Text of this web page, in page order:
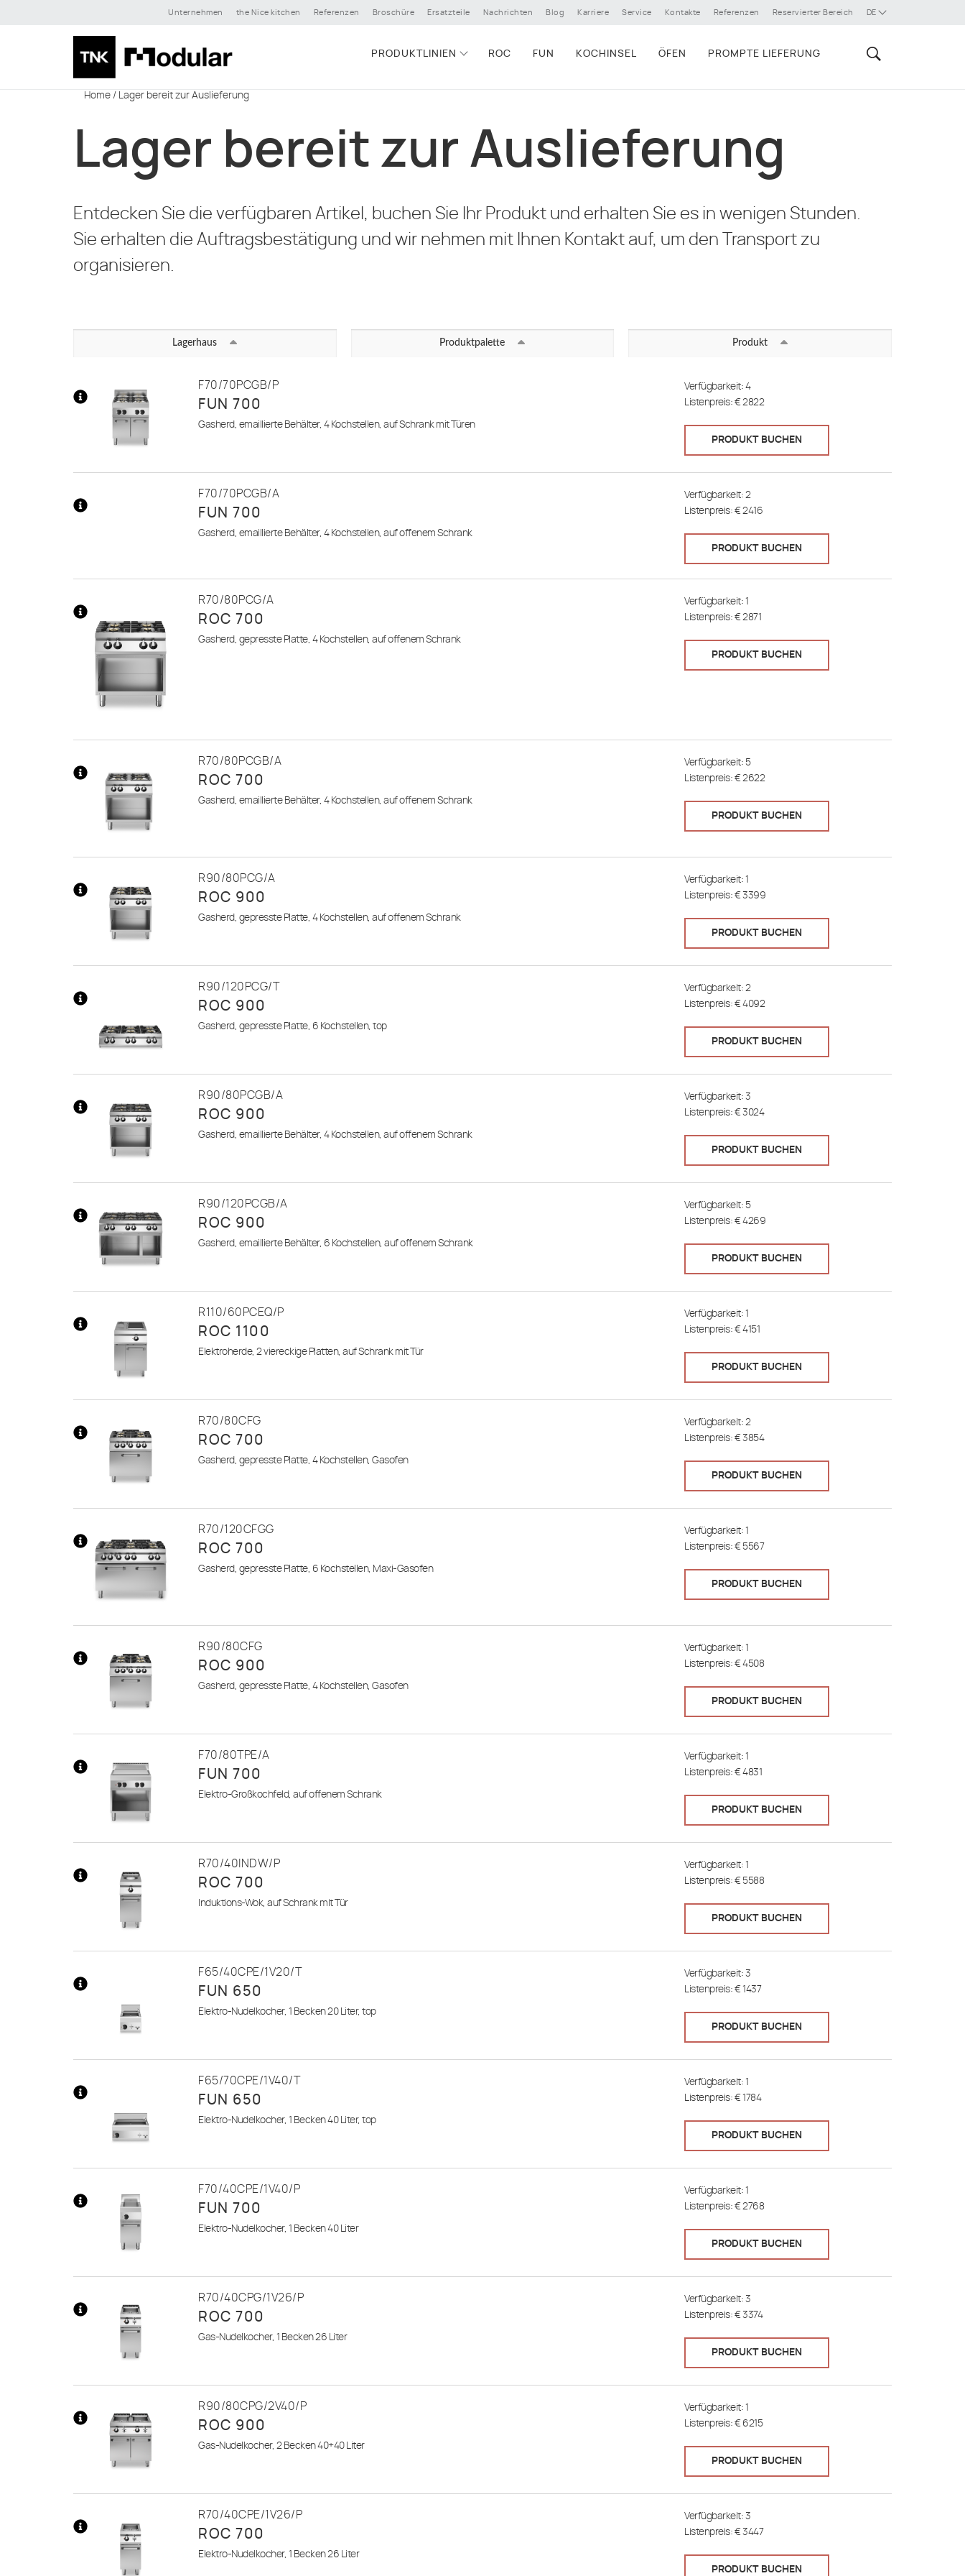
Unternehmen the Nice kitchen Referenzen Broschüre Ersatzteile Nachrichten Blog Karriere Service Kontakte Referenzen Reservierter Bereich DE
PRODUKTLINIEN ROC FUN KOCHINSEL ÖFEN PROMPTE LIEFERUNG
Home / Lager bereit zur Auslieferung
Lager bereit zur Auslieferung
Entdecken Sie die verfügbaren Artikel, buchen Sie Ihr Produkt und erhalten Sie es in wenigen Stunden.
Sie erhalten die Auftragsbestätigung und wir nehmen mit Ihnen Kontakt auf, um den Transport zu
organisieren.
Lagerhaus
2. Wahl
Produktpalette
ROC 900
Produkt
Cuocipasta gas
Elektro-Großkochfeld
Friggitrici gas
Griddle-Platte
Piani e cucine a gas bacinelle
Piani induzione wok
F70/70PCGB/P
FUN 700
Gasherd, emaillierte Behälter, 4 Kochstellen, auf Schrank mit Türen
Verfügbarkeit: 4
Listenpreis: € 2822
PRODUKT BUCHEN
F70/70PCGB/A
FUN 700
Gasherd, emaillierte Behälter, 4 Kochstellen, auf offenem Schrank
Verfügbarkeit: 2
Listenpreis: € 2416
PRODUKT BUCHEN
Mehr
Informationen
R70/80PCG/A
ROC 700
Gasherd, gepresste Platte, 4 Kochstellen, auf offenem Schrank
Verfügbarkeit: 1
Listenpreis: € 2871
PRODUKT BUCHEN
Informationen
R70/80PCGB/A
ROC 700
Gasherd, emaillierte Behälter, 4 Kochstellen, auf offenem Schrank
Verfügbarkeit: 5
Listenpreis: € 2622
PRODUKT BUCHEN
Informationen
R90/80PCG/A
ROC 900
Gasherd, gepresste Platte, 4 Kochstellen, auf offenem Schrank
Verfügbarkeit: 1
Listenpreis: € 3399
PRODUKT BUCHEN
Informationen
R90/120PCG/T
ROC 900
Gasherd, gepresste Platte, 6 Kochstellen, top
Verfügbarkeit: 2
Listenpreis: € 4092
PRODUKT BUCHEN
Informationen
R90/80PCGB/A
ROC 900
Gasherd, emaillierte Behälter, 4 Kochstellen, auf offenem Schrank
Verfügbarkeit: 3
Listenpreis: € 3024
PRODUKT BUCHEN
Informationen
R90/120PCGB/A
ROC 900
Gasherd, emaillierte Behälter, 6 Kochstellen, auf offenem Schrank
Verfügbarkeit: 5
Listenpreis: € 4269
PRODUKT BUCHEN
Informationen
R110/60PCEQ/P
ROC 1100
Elektroherde, 2 viereckige Platten, auf Schrank mit Tür
Verfügbarkeit: 1
Listenpreis: € 4151
PRODUKT BUCHEN
Informationen
R70/80CFG
ROC 700
Gasherd, gepresste Platte, 4 Kochstellen, Gasofen
Verfügbarkeit: 2
Listenpreis: € 3854
PRODUKT BUCHEN
Mehr
Informationen
R70/120CFGG
ROC 700
Gasherd, gepresste Platte, 6 Kochstellen, Maxi-Gasofen
Verfügbarkeit: 1
Listenpreis: € 5567
PRODUKT BUCHEN
Informationen
R90/80CFG
ROC 900
Gasherd, gepresste Platte, 4 Kochstellen, Gasofen
Verfügbarkeit: 1
Listenpreis: € 4508
PRODUKT BUCHEN
Informationen
F70/80TPE/A
FUN 700
Elektro-Großkochfeld, auf offenem Schrank
Verfügbarkeit: 1
Listenpreis: € 4831
PRODUKT BUCHEN
Informationen
R70/40INDW/P
ROC 700
Induktions-Wok, auf Schrank mit Tür
Verfügbarkeit: 1
Listenpreis: € 5588
PRODUKT BUCHEN
Informationen
F65/40CPE/1V20/T
FUN 650
Elektro-Nudelkocher, 1 Becken 20 Liter, top
Verfügbarkeit: 3
Listenpreis: € 1437
PRODUKT BUCHEN
Informationen
F65/70CPE/1V40/T
FUN 650
Elektro-Nudelkocher, 1 Becken 40 Liter, top
Verfügbarkeit: 1
Listenpreis: € 1784
PRODUKT BUCHEN
F70/40CPE/1V40/P
FUN 700
Elektro-Nudelkocher, 1 Becken 40 Liter
Verfügbarkeit: 1
Listenpreis: € 2768
PRODUKT BUCHEN
R70/40CPG/1V26/P
ROC 700
Gas-Nudelkocher, 1 Becken 26 Liter
Verfügbarkeit: 3
Listenpreis: € 3374
PRODUKT BUCHEN
Informationen
R90/80CPG/2V40/P
ROC 900
Gas-Nudelkocher, 2 Becken 40+40 Liter
Verfügbarkeit: 1
Listenpreis: € 6215
PRODUKT BUCHEN
R70/40CPE/1V26/P
ROC 700
Elektro-Nudelkocher, 1 Becken 26 Liter
Verfügbarkeit: 3
Listenpreis: € 3447
PRODUKT BUCHEN